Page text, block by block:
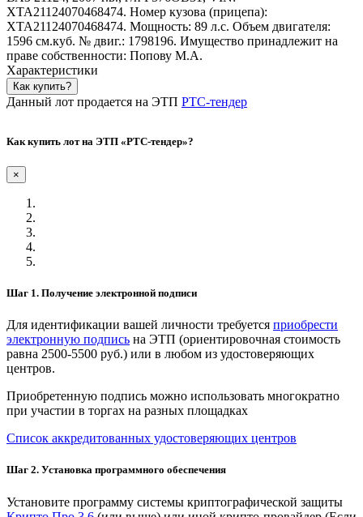
XTA21124070468474. Номер кузова (прицепа):
XTA21124070468474. Мощность: 89 л.с. Объем двигателя:
1596 см.куб. № двиг.: 1798196. Имущество принадлежит на
праве собственности: Попову М.А.
Характеристики
Как купить?
Данный лот продается на ЭТП РТС-тендер
Как купить лот на ЭТП «РТС-тендер»?
×
Шаг 1. Получение электронной подписи
Для идентификации вашей личности требуется приобрести
электронную подпись на ЭТП (ориентировочная стоимость
равна 2500-5500 руб.) или в любом из удостоверяющих
центров.
Приобретенную подпись можно использовать многократно
при участии в торгах на разных площадках
Список аккредитованных удостоверяющих центров
Шаг 2. Установка программного обеспечения
Установите программу системы криптографической защиты